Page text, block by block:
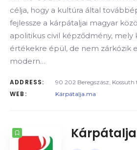
célja, hogy a kultúra által
fejlessze a kárpátaljai magyar
apolitikus civil képződmény, mely
értékekre épül, de nem zárkózik
modern…
ADDRESS: 90 202 Beregszász, Kossuth
WEB: Kárpátalja.ma